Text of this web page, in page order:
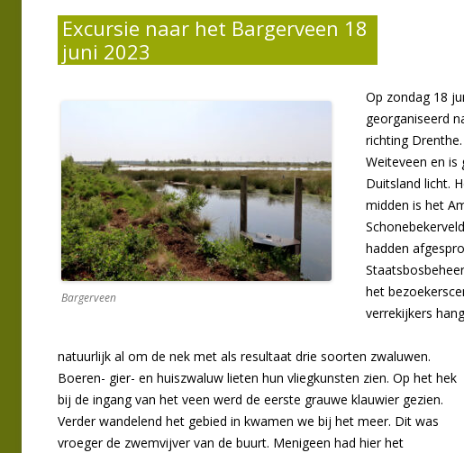
Excursie naar het Bargerveen 18
juni 2023
Bargerveen
Op zondag 18
georganiseerd
richting
Weiteveen en
Duitsland licht.
midden is het
hadden
het
verrekijkers
natuurlijk al om de nek met als resultaat drie soorten zwaluwen.
Boeren- gier- en huiszwaluw lieten hun vliegkunsten zien. Op het hek
bij de ingang van het veen werd de eerste grauwe klauwier gezien.
Verder wandelend het gebied in kwamen we bij het meer. Dit was
vroeger de zwemvijver van de buurt. Menigeen had hier het